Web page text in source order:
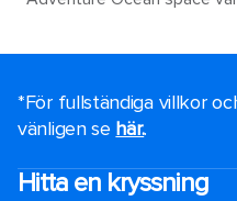
*För fullständiga villkor
vänligen se här..
Hitta en kryssning